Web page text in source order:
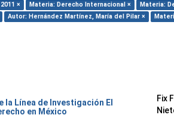
× Materia: Derecho Internacional × Materia:
Autor: Hernández Martínez, María del Pilar ×
la Línea de Investigación El
en México
Fix